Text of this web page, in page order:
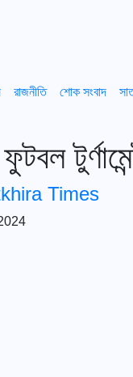
রাজনীতি শোক সংবাদ
Times